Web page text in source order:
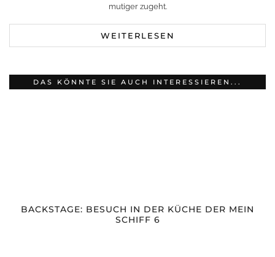
mutiger zugeht.
WEITERLESEN
DAS KÖNNTE SIE AUCH INTERESSIEREN...
BACKSTAGE: BESUCH IN DER KÜCHE DER MEIN
SCHIFF 6